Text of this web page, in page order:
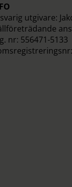
utgivare:
nr: 556471-5133